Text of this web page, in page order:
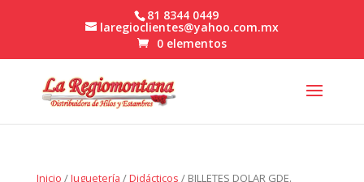
81 8344 0449
laregioclientes@yahoo.com.mx
0 elementos
Inicio /Juguetería /Didácticos / BILLETES DOLAR GDE.